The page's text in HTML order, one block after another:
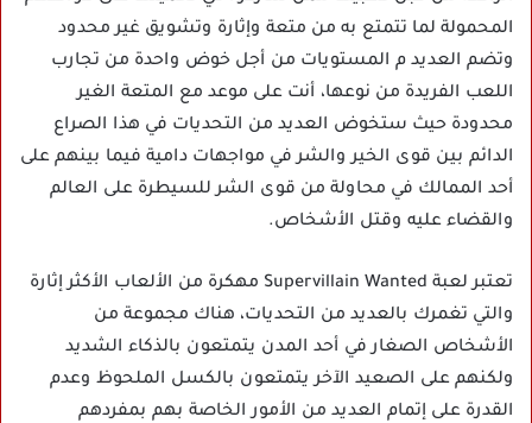
المحمولة لما تتمتع به من متعة وإثارة وتشويق غير محدود
وتضم العديد م المستويات من أجل خوض واحدة من تجارب
اللعب الفريدة من نوعها، أنت على موعد مع المتعة الغير
محدودة حيث ستخوض العديد من التحديات في هذا الصراع
الدائم بين قوى الخير والشر في مواجهات دامية فيما بينهم على
أحد الممالك في محاولة من قوى الشر للسيطرة على العالم
والقضاء عليه وقتل الأشخاص.
تعتبر لعبة Supervillain Wanted مهكرة من الألعاب الأكثر إثارة
والتي تغمرك بالعديد من التحديات، هناك مجموعة من
الأشخاص الصغار في أحد المدن يتمتعون بالذكاء الشديد
ولكنهم على الصعيد الآخر يتمتعون بالكسل الملحوظ وعدم
القدرة على إتمام العديد من الأمور الخاصة بهم بمفردهم